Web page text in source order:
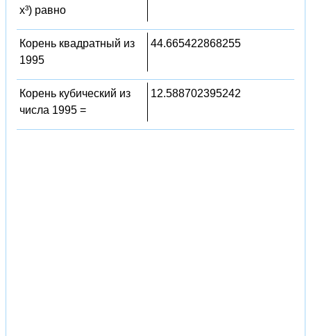
x³) равно
Корень квадратный из
1995
44.665422868255
Корень кубический из
числа 1995 =
12.588702395242